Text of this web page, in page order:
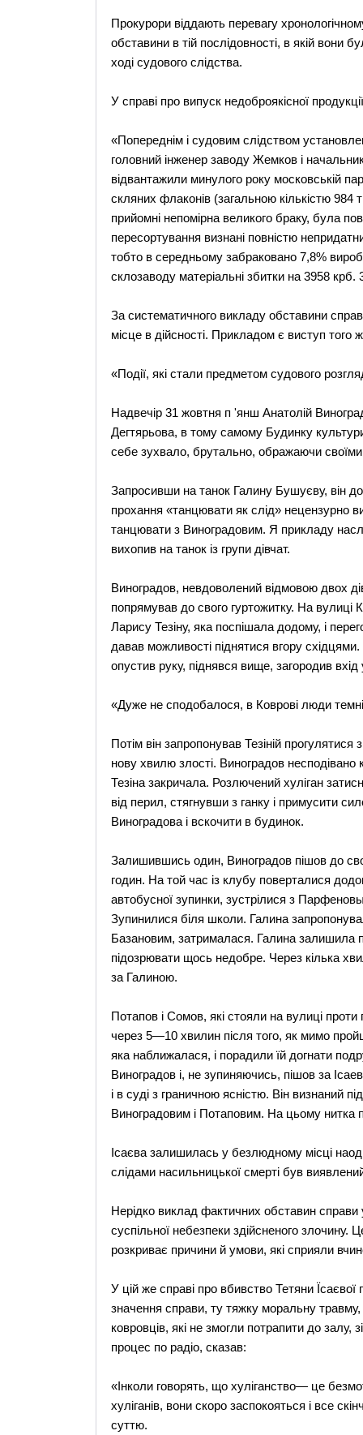
Прокурори віддають перевагу
обставини в тій послідовності, в якій вони
ході судового слідства.
У справі про випуск недоброякісної
«Попереднім і судовим слідством
головний інженер заводу Жемков і
відвантажили минулого року московській
скляних флаконів (загальною кількістю 984
прийомні непомірна великого браку, була
пересортування визнані повністю
тобто в середньому забраковано 7,8%
склозаводу матеріальні збитки на 3958 крб.
За систематичного викладу обставини
місце в дійсності. Прикладом є виступ того
«Події, які стали предметом судового
Надвечір 31 жовтня п 'янш Анатолій
Дегтярьова, в тому самому Будинку
себе зухвало, брутально, ображаючи
Запросивши на танок Галину Бушуєву, він
прохання «танцювати як слід» нецензурно
танцювати з Виноградовим. Я прикладу
вихопив на танок із групи дівчат.
Виноградов, невдоволений відмовою двох
попрямував до свого гуртожитку. На
Ларису Тезіну, яка поспішала додому, і
давав можливості піднятися вгору
опустив руку, піднявся вище, загородив
«Дуже не сподобалося, в Коврові люди
Потім він запропонував Тезіній
нову хвилю злості. Виноградов несподівано
Тезіна закричала. Розлючений хуліган
від перил, стягнувши з ганку і примусити
Виноградова і вскочити в будинок.
Залишившись один, Виноградов пішов до
годин. На той час із клубу поверталися
автобусної зупинки, зустрілися з
Зупинилися біля школи. Галина
Базановим, затрималася. Галина залишила
підозрювати щось недобре. Через кілька
за Галиною.
Потапов і Сомов, які стояли на вулиці
через 5—10 хвилин після того, як мимо
яка наближалася, і порадили їй догнати
Виноградов і, не зупиняючись, пішов за
і в суді з граничною ясністю. Він визнаний
Виноградовим і Потаповим. На цьому нитка
Ісаєва залишилась у безлюдному місці
слідами насильницької смерті був
Нерідко виклад фактичних обставин справи
суспільної небезпеки здійсненого
розкриває причини й умови, які сприяли
У цій же справі про вбивство Тетяни
значення справи, ту тяжку моральну
ковровців, які не змогли потрапити до залу,
процес по радіо, сказав:
«Інколи говорять, що хуліганство— це
хуліганів, вони скоро заспокояться і все
суттю.